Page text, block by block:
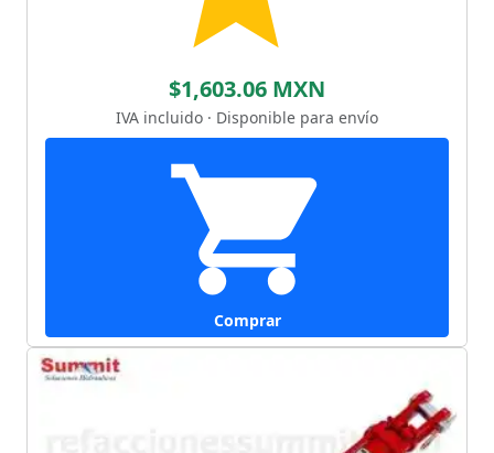
$1,603.06 MXN
IVA incluido · Disponible para envío
Comprar